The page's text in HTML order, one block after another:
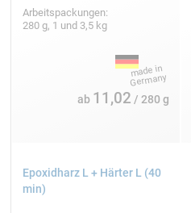
Arbeitspackungen:
280 g, 1 und 3,5 kg
ab 11,02 / 280 g
Epoxidharz L + Härter L (40
min)